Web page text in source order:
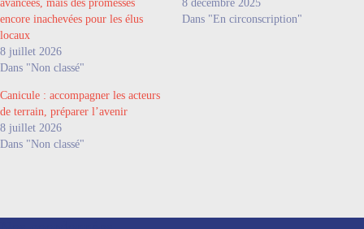
avancées, mais des promesses
encore inachevées pour les élus
locaux
8 juillet 2026
Dans "Non classé"
8 décembre 2025
Dans "En circonscription"
Canicule : accompagner les acteurs
de terrain, préparer l’avenir
8 juillet 2026
Dans "Non classé"